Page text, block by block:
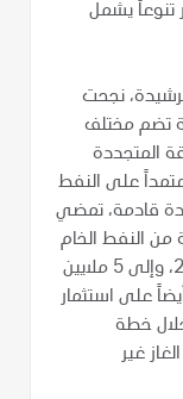
تنوعاً يشمل
نجحت
تضم مختلف
المتجددة
على النفط
قادمة، تمضي
من النفط الخام
إلى 4 ملايين برميل يومياً بحلول عام 2020، وإلى 5 ملايين
كما نعمل أيضاً على استثمار
خطة
غير